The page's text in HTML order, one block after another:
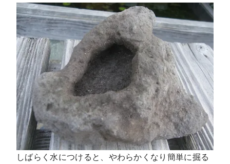
しばらく水につけると、やわらかくなり簡単に掘る